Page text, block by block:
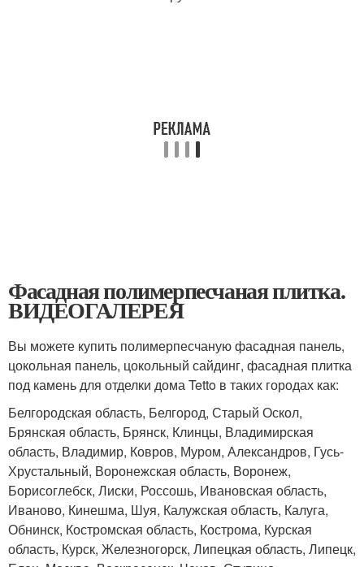
Фасадная полимерпесчаная плитка.
ВИДЕОГАЛЕРЕЯ
Вы можете купить полимерпесчаную фасадная панель,
цокольная панель, цокольный сайдинг, фасадная плитка
под камень для отделки дома Tetto в таких городах как:
Белгородская область, Белгород, Старый Оскол,
Брянская область, Брянск, Клинцы, Владимирская
область, Владимир, Ковров, Муром, Александров, Гусь-
Хрустальный, Воронежская область, Воронеж,
Борисоглебск, Лиски, Россошь, Ивановская область,
Иваново, Кинешма, Шуя, Калужская область, Калуга,
Обнинск, Костромская область, Кострома, Курская
область, Курск, Железногорск, Липецкая область, Липецк,